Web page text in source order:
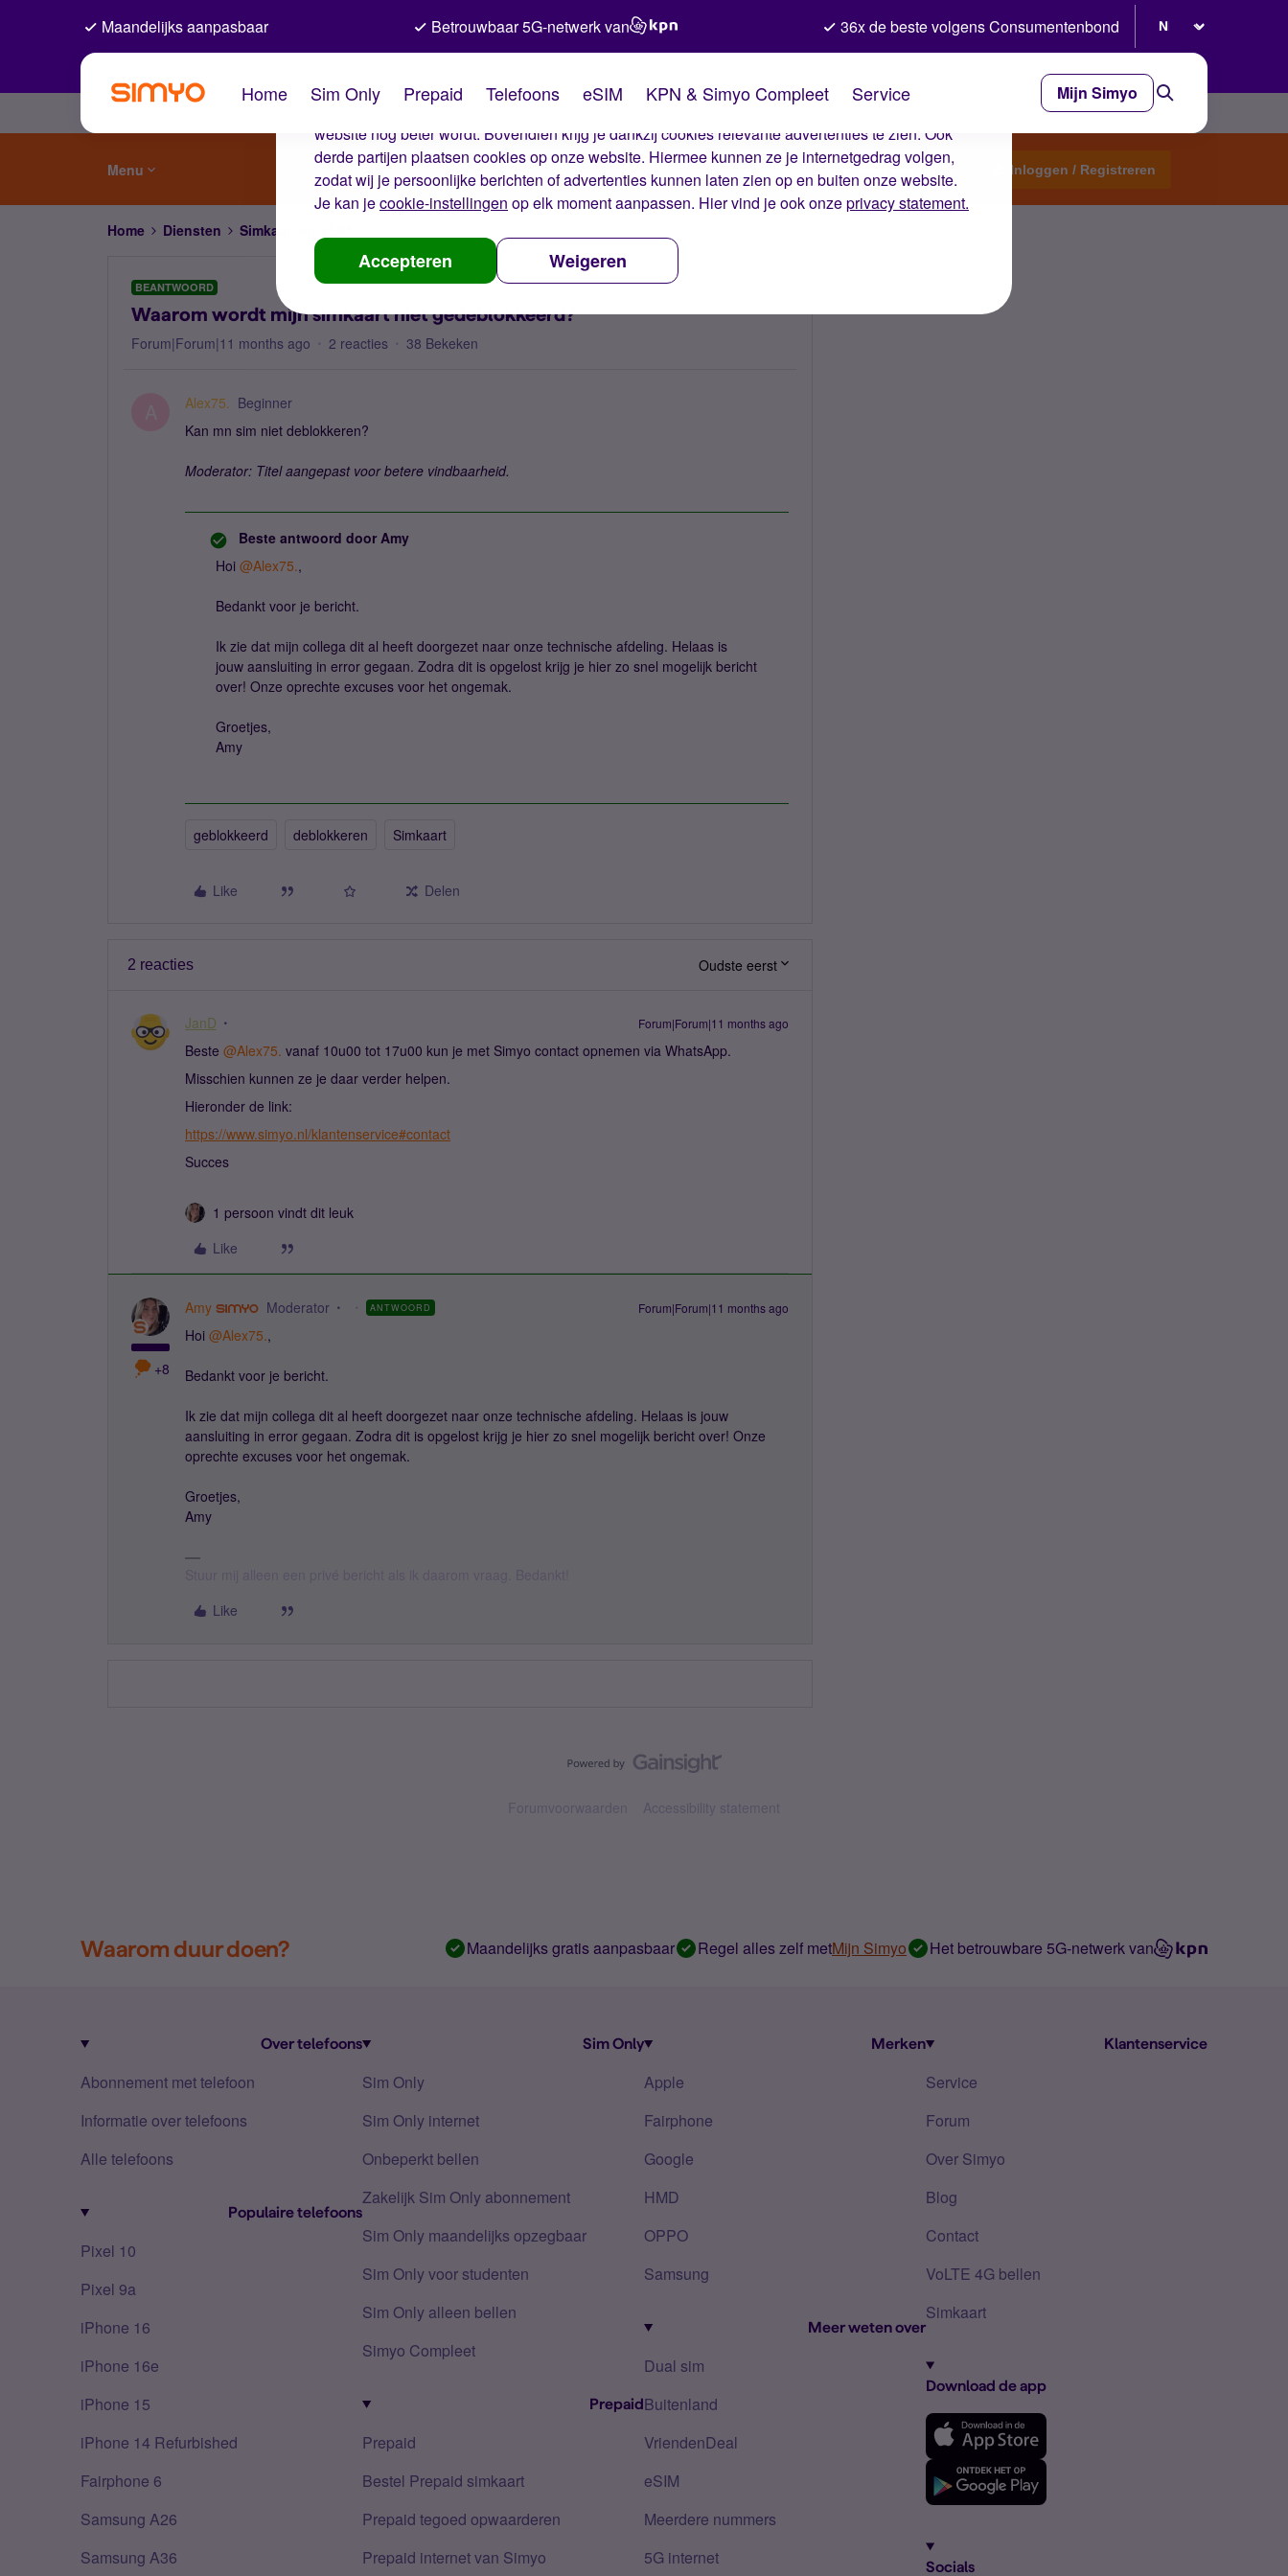
De cookies van Simyo
Wij gebruiken cookies op onze website. Met deze cookies zorgen wij ervoor dat je ervaring op de
website nog beter wordt. Bovendien krijg je dankzij cookies relevante advertenties te zien. Ook
derde partijen plaatsen cookies op onze website. Hiermee kunnen ze je internetgedrag volgen,
zodat wij je persoonlijke berichten of advertenties kunnen laten zien op en buiten onze website.
Je kan jecookie-instellingen op elk moment aanpassen. Hier vind je ook onzeprivacy statement.
Accepteren Weigeren
Maandelijks aanpasbaar Betrouwbaar 5G-netwerk van 36x de beste volgens Consumentenbond
Home Sim Only Prepaid Telefoons eSIM KPN & Simyo Compleet Service Mijn Simyo
Menu Start een topic Inloggen / Registreren
Home Diensten Simkaart en eSIM
BEANTWOORD
Waarom wordt mijn simkaart niet gedeblokkeerd?
Forum|Forum|11 months ago 2 reacties 38 Bekeken
Alex75. Beginner
Kan mn sim niet deblokkeren?
Moderator: Titel aangepast voor betere vindbaarheid.
Beste antwoord door Amy
Hoi ​ @Alex75.,
Bedankt voor je bericht.
Ik zie dat mijn collega dit al heeft doorgezet naar onze technische afdeling. Helaas is
jouw aansluiting in error gegaan. Zodra dit is opgelost krijg je hier zo snel mogelijk bericht
over! Onze oprechte excuses voor het ongemak.
Groetjes,
Amy
geblokkeerd deblokkeren Simkaart
Like Delen
2 reacties Oudste eerst
JanD Forum|Forum|11 months ago
Beste ​ @Alex75. vanaf 10u00 tot 17u00 kun je met Simyo contact opnemen via WhatsApp.
Misschien kunnen ze je daar verder helpen.
Hieronder de link:
https://www.simyo.nl/klantenservice#contact
Succes
1 persoon vindt dit leuk
Like
+8
Amy Moderator ANTWOORD Forum|Forum|11 months ago
Hoi ​ @Alex75.,
Bedankt voor je bericht.
Ik zie dat mijn collega dit al heeft doorgezet naar onze technische afdeling. Helaas is jouw
aansluiting in error gegaan. Zodra dit is opgelost krijg je hier zo snel mogelijk bericht over! Onze
oprechte excuses voor het ongemak.
Groetjes,
Amy
Like
Forumvoorwaarden Accessibility statement
Waarom duur doen? Maandelijks gratis aanpasbaar Regel alles zelf metMijn Simyo Het betrouwbare 5G-netwerk van
Over telefoons
Abonnement met telefoon
Informatie over telefoons
Alle telefoons
Populaire telefoons
Pixel 10
Pixel 9a
iPhone 16
iPhone 16e
iPhone 15
iPhone 14 Refurbished
Fairphone 6
Samsung A26
Samsung A36
Sim Only
Sim Only
Sim Only internet
Onbeperkt bellen
Zakelijk Sim Only abonnement
Sim Only maandelijks opzegbaar
Sim Only voor studenten
Sim Only alleen bellen
Simyo Compleet
Prepaid
Prepaid
Bestel Prepaid simkaart
Prepaid tegoed opwaarderen
Prepaid internet van Simyo
Merken
Apple
Fairphone
Google
HMD
OPPO
Samsung
Meer weten over
Dual sim
Buitenland
VriendenDeal
eSIM
Meerdere nummers
5G internet
Klantenservice
Service
Forum
Over Simyo
Blog
Contact
VoLTE 4G bellen
Simkaart
Download de app
Socials